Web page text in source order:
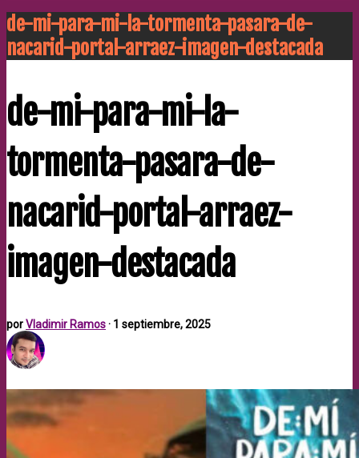
de-mi-para-mi-la-tormenta-pasara-de-
nacarid-portal-arraez-imagen-destacada
de-mi-para-mi-la-
tormenta-pasara-de-
nacarid-portal-arraez-
imagen-destacada
porVladimir Ramos· 1 septiembre, 2025